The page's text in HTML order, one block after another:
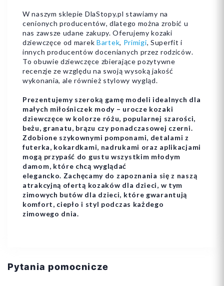
W naszym sklepie DlaStopy.pl stawiamy na
cenionych producentów, dlatego można zrobić u
nas zawsze udane zakupy. Oferujemy kozaki
dziewczęce od marek Bartek, Primigi, Superfit i
innych producentów docenianych przez rodziców.
To obuwie dziewczęce zbierające pozytywne
recenzje ze względu na swoją wysoką jakość
wykonania, ale również stylowy wygląd.
Prezentujemy szeroką gamę modeli idealnych dla
małych miłośniczek mody – urocze kozaki
dziewczęce w kolorze różu, popularnej szarości,
beżu, granatu, brązu czy ponadczasowej czerni.
Zdobione szykownymi pomponami, detalami z
futerka, kokardkami, nadrukami oraz aplikacjami
mogą przypaść do gustu wszystkim młodym
damom, które chcą wyglądać
elegancko. Zachęcamy do zapoznania się z naszą
atrakcyjną ofertą kozaków dla dzieci, w tym
zimowych butów dla dzieci, które gwarantują
komfort, ciepło i styl podczas każdego
zimowego dnia.
Pytania pomocnicze